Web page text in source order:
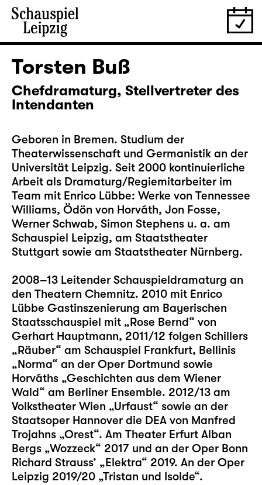
Torsten Buß
Chefdramaturg, Stellvertreter des
Intendanten
Geboren in Bremen. Studium der
Theaterwissenschaft und Germanistik an der
Universität Leipzig. Seit 2000 kontinuierliche
Arbeit als Dramaturg/Regiemitarbeiter im
Team mit Enrico Lübbe: Werke von Tennessee
Williams, Ödön von Horváth, Jon Fosse,
Werner Schwab, Simon Stephens u. a. am
Schauspiel Leipzig, am Staatstheater
Stuttgart sowie am Staatstheater Nürnberg.
2008–13 Leitender Schauspieldramaturg an
den Theatern Chemnitz. 2010 mit Enrico
Lübbe Gastinszenierung am Bayerischen
Staatsschauspiel mit „Rose Bernd“ von
Gerhart Hauptmann, 2011/12 folgen Schillers
„Räuber“ am Schauspiel Frankfurt, Bellinis
„Norma“ an der Oper Dortmund sowie
Horváths „Geschichten aus dem Wiener
Wald“ am Berliner Ensemble. 2012/13 am
Volkstheater Wien „Urfaust“ sowie an der
Staatsoper Hannover die DEA von Manfred
Trojahns „Orest“. Am Theater Erfurt Alban
Bergs „Wozzeck“ 2017 und an der Oper Bonn
Richard Strauss’ „Elektra“ 2019. An der Oper
Leipzig 2019/20 „Tristan und Isolde“.